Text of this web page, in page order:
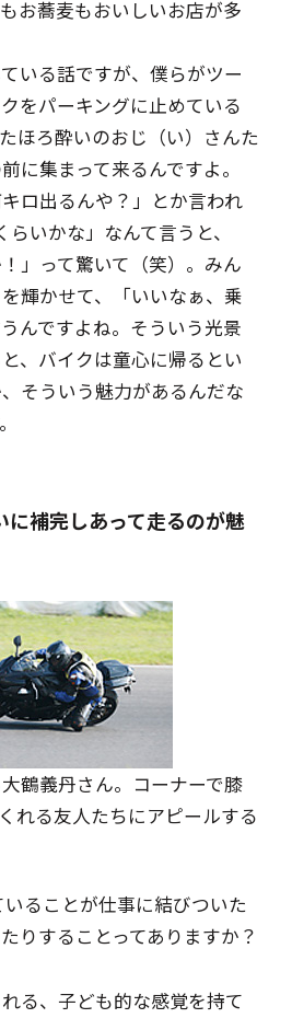
お蕎麦もおいしいお店が多
いる話ですが、僕らがツー
をパーキングに止めている
ほろ酔いのおじ（い）さんた
に集まって来るんですよ。
キロ出るんや？」とか言われ
いかな」なんて言うと、
」って驚いて（笑）。みん
輝かせて、「いいなぁ、乗
んですよね。そういう光景
、バイクは童心に帰るとい
そういう魅力があるんだな
に補完しあって走るのが魅
鶴義丹さん。 コーナーで膝
れる友人たちにアピールする
ることが仕事に結びついた
りすることってありますか？
る、子ども的な感覚を持て